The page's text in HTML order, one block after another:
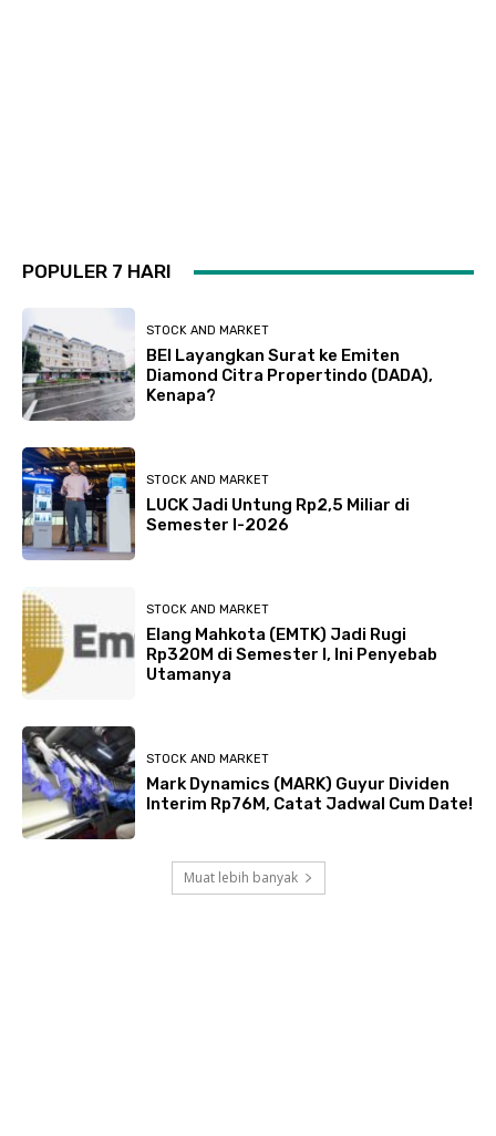
POPULER 7 HARI
STOCK AND MARKET
BEI Layangkan Surat ke Emiten
Diamond Citra Propertindo (DADA),
Kenapa?
STOCK AND MARKET
LUCK Jadi Untung Rp2,5 Miliar di
Semester I-2026
STOCK AND MARKET
Elang Mahkota (EMTK) Jadi Rugi
Rp320M di Semester I, Ini Penyebab
Utamanya
STOCK AND MARKET
Mark Dynamics (MARK) Guyur Dividen
Interim Rp76M, Catat Jadwal Cum Date!
Muat lebih banyak